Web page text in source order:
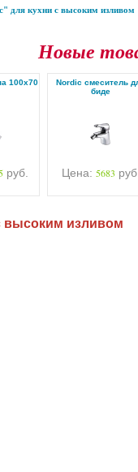
для кухни с высоким изливом
Новые
100х70
руб.
Nordic смеситель
биде
Цена: 5683 руб.
высоким изливом